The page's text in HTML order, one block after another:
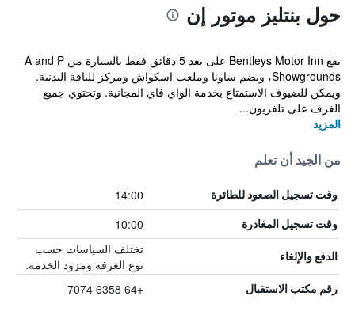
حول بنتليز موتور إن
يقع Bentleys Motor Inn على بعد 5 دقائق فقط بالسيارة من A and P
Showgrounds، ويضم ساونا وملعب اسكواش ومركز للياقة البدنية.
ويمكن للضيوف الاستمتاع بخدمة الواي فاي المجانية. وتحتوي جميع
الغرف على تلفزيون...
المزيد
من الجيد أن تعلم
وقت تسجيل الصعود للطائرة 14:00
وقت تسجيل المغادرة 10:00
الدفع والإلغاء
تختلف السياسات حسب
نوع الغرفة ومزود الخدمة.
رقم مكتب الاستقبال +64 6358 7074